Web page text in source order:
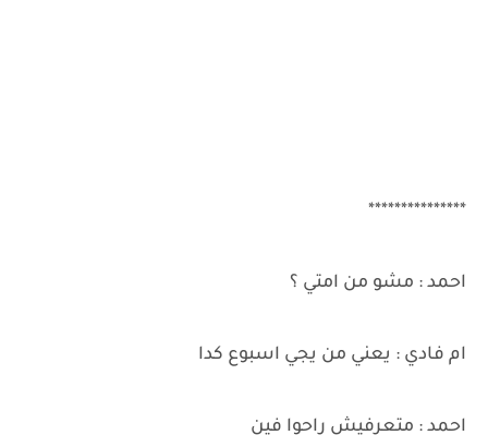
***************
احمد : مشو من امتي ؟
ام فادي : يعني من يجي اسبوع كدا
احمد : متعرفيش راحوا فين